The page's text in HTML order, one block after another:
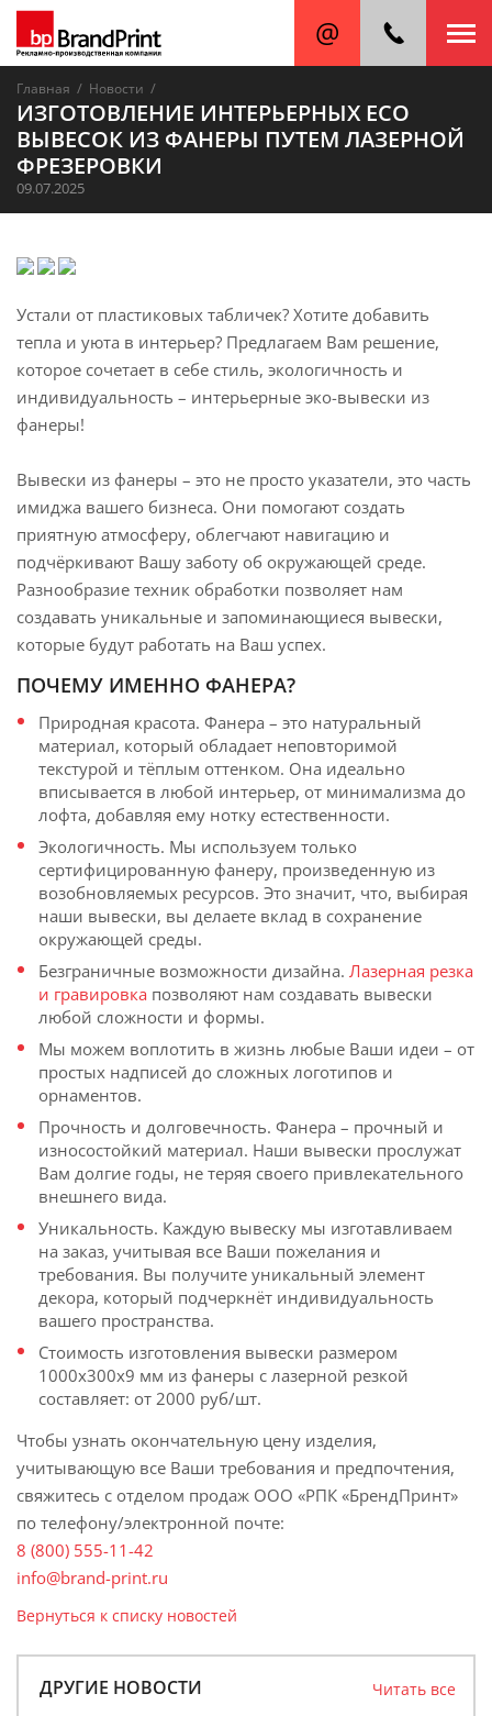
Главная / Новости /
ИЗГОТОВЛЕНИЕ ИНТЕРЬЕРНЫХ ECO
ВЫВЕСОК ИЗ ФАНЕРЫ ПУТЕМ ЛАЗЕРНОЙ
ФРЕЗЕРОВКИ
09.07.2025
Устали от пластиковых табличек? Хотите добавить
тепла и уюта в интерьер? Предлагаем Вам решение,
которое сочетает в себе стиль, экологичность и
индивидуальность – интерьерные эко-вывески из
фанеры!
Вывески из фанеры – это не просто указатели, это часть
имиджа вашего бизнеса. Они помогают создать
приятную атмосферу, облегчают навигацию и
подчёркивают Вашу заботу об окружающей среде.
Разнообразие техник обработки позволяет нам
создавать уникальные и запоминающиеся вывески,
которые будут работать на Ваш успех.
ПОЧЕМУ ИМЕННО ФАНЕРА?
Природная красота. Фанера – это натуральный
материал, который обладает неповторимой
текстурой и тёплым оттенком. Она идеально
вписывается в любой интерьер, от минимализма до
лофта, добавляя ему нотку естественности.
Экологичность. Мы используем только
сертифицированную фанеру, произведенную из
возобновляемых ресурсов. Это значит, что, выбирая
наши вывески, вы делаете вклад в сохранение
окружающей среды.
Безграничные возможности дизайна. Лазерная резка
и гравировка позволяют нам создавать вывески
любой сложности и формы.
Мы можем воплотить в жизнь любые Ваши идеи – от
простых надписей до сложных логотипов и
орнаментов.
Прочность и долговечность. Фанера – прочный и
износостойкий материал. Наши вывески прослужат
Вам долгие годы, не теряя своего привлекательного
внешнего вида.
Уникальность. Каждую вывеску мы изготавливаем
на заказ, учитывая все Ваши пожелания и
требования. Вы получите уникальный элемент
декора, который подчеркнёт индивидуальность
вашего пространства.
Стоимость изготовления вывески размером
1000х300х9 мм из фанеры с лазерной резкой
составляет: от 2000 руб/шт.
Чтобы узнать окончательную цену изделия,
учитывающую все Ваши требования и предпочтения,
свяжитесь с отделом продаж ООО «РПК «БрендПринт»
по телефону/электронной почте:
8 (800) 555-11-42
info@brand-print.ru
Вернуться к списку новостей
ДРУГИЕ НОВОСТИ Читать все